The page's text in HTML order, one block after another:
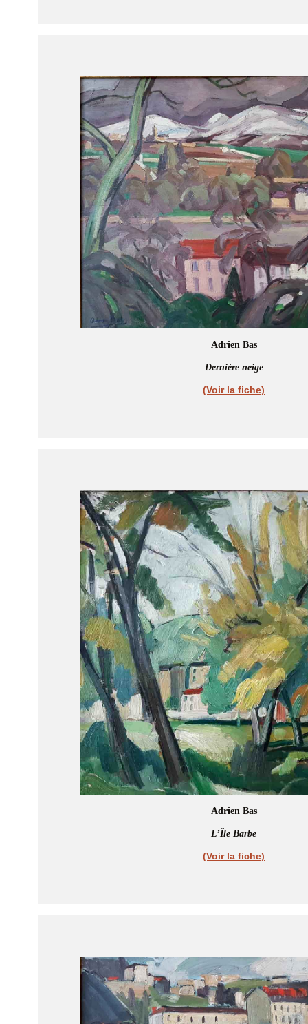
Adrien Bas
Dernière neige
(Voir la fiche)
Adrien Bas
L’Île Barbe
(Voir la fiche)